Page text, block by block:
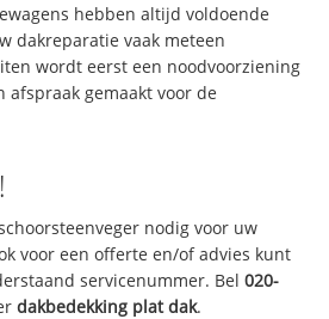
hebben altijd voldoende
dakreparatie vaak meteen
wordt eerst een noodvoorziening
afspraak gemaakt voor de
nodig voor uw
voor een offerte en/of advies kunt
servicenummer. Bel020-
dakbedekking plat dak.